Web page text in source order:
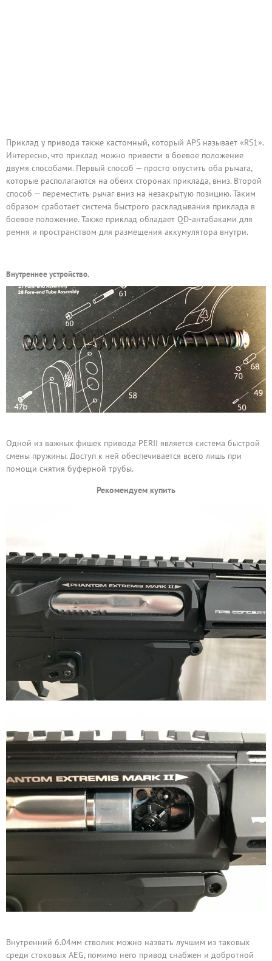
Приклад у привода также кастомный, который APS называет «RS1».
Интересно, что приклад можно привести в боевое положение
двумя способами. Первый способ — просто опустить оба рычага,
которые располагаются на обеих сторонах приклада, вниз. Второй
способ — переместить рычаг вниз на незакрытую позицию. Таким
образом сработает система быстрого раскладывания приклада в
боевое положение. Также приклад обладает QD-антабаками для
ремня и пространством для размещения аккумулятора внутри.
Внутреннее устройство.
Одной из важных фишек привода PERII является система быстрой
смены пружины. Доступ к ней обеспечивается всего лишь при
помощи снятия буферной трубы.
Рекомендуем купить
Внутренний 6.04мм стволик можно назвать лучшим из таковых
среди стоковых AEG, помимо него привод снабжен и добротной